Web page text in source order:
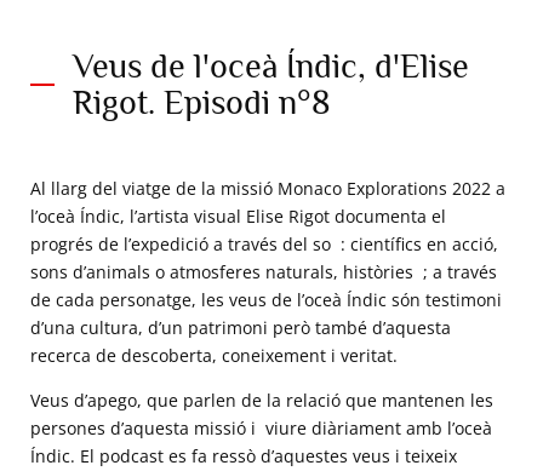
Veus de l'oceà Índic, d'Elise
Rigot. Episodi n°8
Al llarg del viatge de la missió Monaco Explorations 2022 a
l’oceà Índic, l’artista visual Elise Rigot documenta el
progrés de l’expedició a través del so : científics en acció,
sons d’animals o atmosferes naturals, històries ; a través
de cada personatge, les veus de l’oceà Índic són testimoni
d’una cultura, d’un patrimoni però també d’aquesta
recerca de descoberta, coneixement i veritat.
Veus d’apego, que parlen de la relació que mantenen les
persones d’aquesta missió i viure diàriament amb l’oceà
Índic. El podcast es fa ressò d’aquestes veus i teixeix